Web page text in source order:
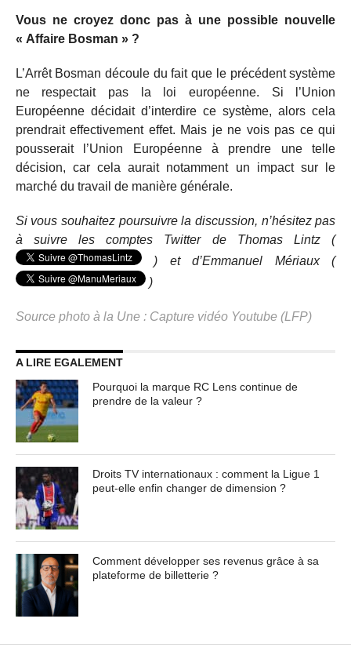
Vous ne croyez donc pas à une possible nouvelle
« Affaire Bosman » ?
L’Arrêt Bosman découle du fait que le précédent système
ne respectait pas la loi européenne. Si l’Union
Européenne décidait d’interdire ce système, alors cela
prendrait effectivement effet. Mais je ne vois pas ce qui
pousserait l’Union Européenne à prendre une telle
décision, car cela aurait notamment un impact sur le
marché du travail de manière générale.
Si vous souhaitez poursuivre la discussion, n’hésitez pas
à suivre les comptes Twitter de Thomas Lintz (
) et d’Emmanuel Mériaux (
)
Source photo à la Une : Capture vidéo Youtube (LFP)
A LIRE EGALEMENT
Pourquoi la marque RC Lens continue de
prendre de la valeur ?
Droits TV internationaux : comment la Ligue 1
peut-elle enfin changer de dimension ?
Comment développer ses revenus grâce à sa
plateforme de billetterie ?